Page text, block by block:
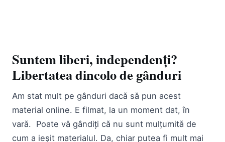
Suntem liberi, independenți?
Libertatea dincolo de gânduri
Am stat mult pe gânduri dacă să pun acest
material online. E filmat, la un moment dat, în
vară. Poate vă gândiți că nu sunt mulțumită de
cum a ieșit materialul. Da, chiar putea fi mult mai